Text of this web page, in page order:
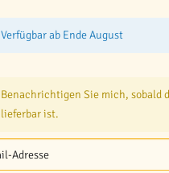
Verfügbar ab Ende August
Benachrichtigen Sie mich, sobald
lieferbar ist.